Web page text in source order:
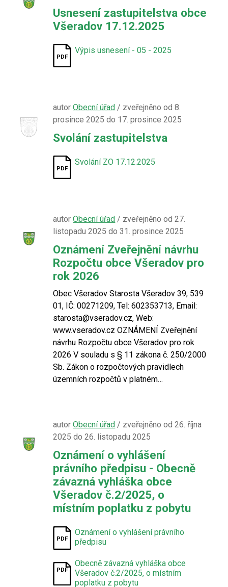
Usnesení zastupitelstva obce
Všeradov 17.12.2025
Výpis usnesení - 05 - 2025
autorObecní úřad / zveřejněno od 8.
prosince 2025 do 17. prosince 2025
Svolání zastupitelstva
Svolání ZO 17.12.2025
autorObecní úřad / zveřejněno od 27.
listopadu 2025 do 31. prosince 2025
Oznámení Zveřejnění návrhu
Rozpočtu obce Všeradov pro
rok 2026
Obec Všeradov Starosta Všeradov 39, 539
01, IČ: 00271209, Tel: 602353713, Email:
starosta@vseradov.cz, Web:
www.vseradov.cz OZNÁMENÍ Zveřejnění
návrhu Rozpočtu obce Všeradov pro rok
2026 V souladu s § 11 zákona č. 250/2000
Sb. Zákon o rozpočtových pravidlech
územních rozpočtů v platném…
autorObecní úřad / zveřejněno od 26. října
2025 do 26. listopadu 2025
Oznámení o vyhlášení
právního předpisu - Obecně
závazná vyhláška obce
Všeradov č.2/2025, o
místním poplatku z pobytu
Oznámení o vyhlášení právního
předpisu
Obecně závazná vyhláška obce
Všeradov č.2/2025, o místním
poplatku z pobytu